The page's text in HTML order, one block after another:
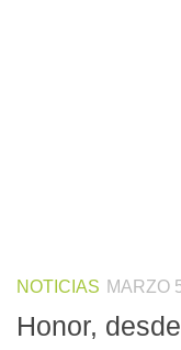
NOTICIAS MARZO
Honor,